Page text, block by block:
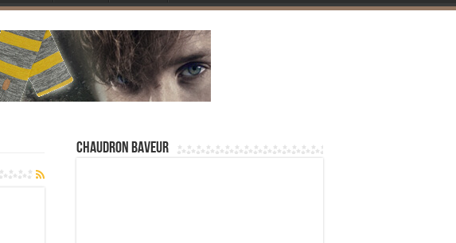
Chaudron Baveur